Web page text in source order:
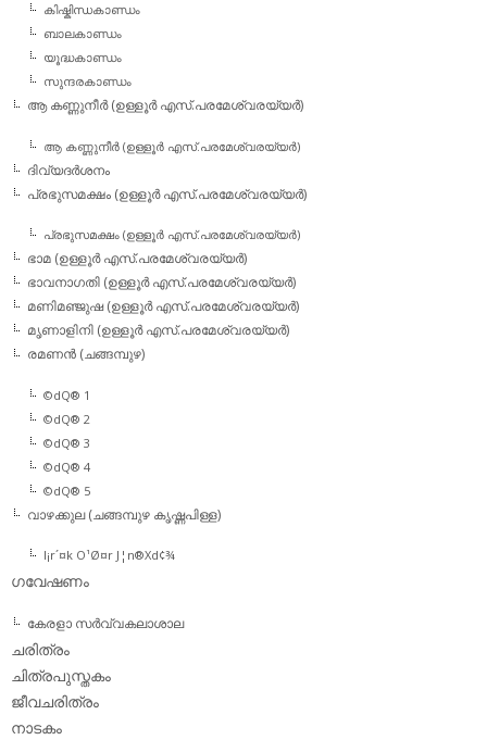
കിഷ്കിന്ധകാണ്ഡം
ബാലകാണ്ഡം
യൂദ്ധകാണ്ഡം
സുന്ദരകാണ്ഡം
ആ കണ്ണുനീര്‍ (ഉള്ളൂര്‍ എസ്.പരമേശ്വരയ്യര്‍)
ആ കണ്ണുനീര്‍ (ഉള്ളൂര്‍ എസ്.പരമേശ്വരയ്യര്‍)
ദിവ്യദര്‍ശനം
പ്രഭുസമക്ഷം (ഉള്ളൂര്‍ എസ്.പരമേശ്വരയ്യര്‍)
പ്രഭുസമക്ഷം (ഉള്ളൂര്‍ എസ്.പരമേശ്വരയ്യര്‍)
ഭാമ (ഉള്ളൂര്‍ എസ്.പരമേശ്വരയ്യര്‍)
ഭാവനാഗതി (ഉള്ളൂര്‍ എസ്.പരമേശ്വരയ്യര്‍)
മണിമഞ്ജുഷ (ഉള്ളൂര്‍ എസ്.പരമേശ്വരയ്യര്‍)
മൃണാളിനി (ഉള്ളൂര്‍ എസ്.പരമേശ്വരയ്യര്‍)
രമണന്‍ (ചങ്ങമ്പുഴ)
©dQ® 1
©dQ® 2
©dQ® 3
©dQ® 4
©dQ® 5
വാഴക്കുല (ചങ്ങമ്പുഴ കൃഷ്ണപിള്ള)
l¡r´¤k O¹Ø¤r J¦n®Xd¢¾
ഗവേഷണം
കേരളാ സര്‍വ്വകലാശാല
ചരിത്രം
ചിത്രപുസ്തകം
ജീവചരിത്രം
നാടകം